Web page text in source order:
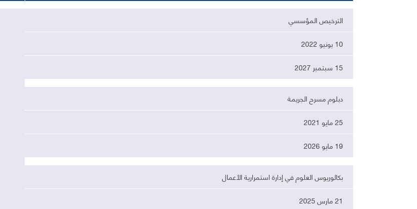
الترخيص المؤسسي
10 يونيو 2022
15 سبتمبر 2027
دبلوم مسرح الجريمة
25 مايو 2021
19 مايو 2026
بكالوريوس العلوم في إدارة استمرارية الأعمال
21 مارس 2025